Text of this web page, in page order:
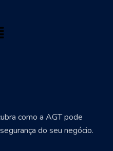
como a AGT pode
do seu negócio.